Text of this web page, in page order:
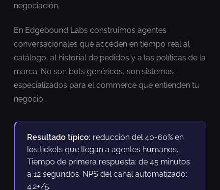
negociación.
En Edgebound Labs construimos agentes
conversacionales que acceden en tiempo real al
catálogo, al historial de pedidos y a las políticas de la
marca. No son bots genéricos, son sistemas
especializados para el commerce que entienden tu
negocio.
Resultado típico: reducción del 40-60% en
los tickets que llegan a agentes humanos.
Tiempo de primera respuesta: de 45 minutos
a 12 segundos. NPS del canal automatizado:
4.2+/5.